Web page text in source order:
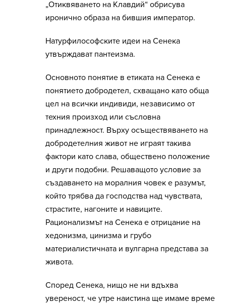
„Отиквяването на Клавдий“ обрисува
иронично образа на бившия император.
Натурфилософските идеи на Сенека
утвърждават пантеизма.
Основното понятие в етиката на Сенека е
понятието добродетел, схващано като обща
цел на всички индивиди, независимо от
техния произход или съсловна
принадлежност. Върху осъществяването на
добродетелния живот не играят такива
фактори като слава, обществено положение
и други подобни. Решаващото условие за
създаването на моралния човек е разумът,
който трябва да господства над чувствата,
страстите, нагоните и навиците.
Рационализмът на Сенека е отрицание на
хедонизма, цинизма и грубо
материалистичната и вулгарна представа за
живота.
Според Сенека, нищо не ни вдъхва
увереност, че утре наистина ще имаме време